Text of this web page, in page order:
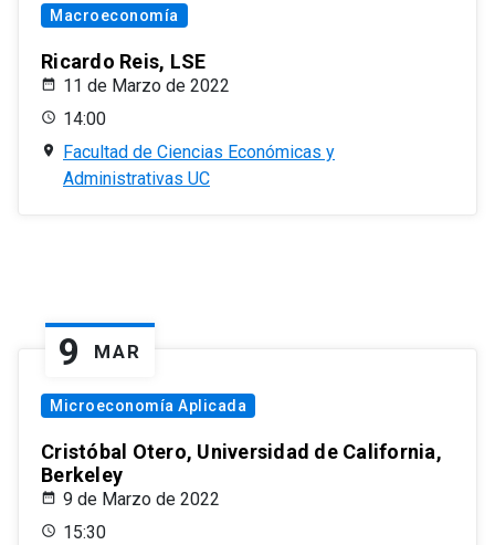
Macroeconomía
Ricardo Reis, LSE
11 de Marzo de 2022
14:00
Facultad de Ciencias Económicas y
Administrativas UC
9 MAR
Microeconomía Aplicada
Cristóbal Otero, Universidad de California,
Berkeley
9 de Marzo de 2022
15:30